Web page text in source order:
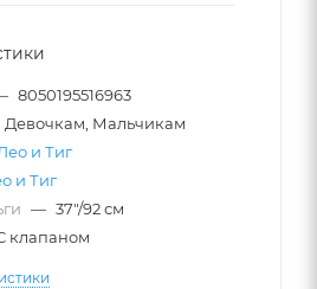
8050195516963
Девочкам, Мальчикам
и Тиг
и Тиг
— 37"/92 см
клапаном